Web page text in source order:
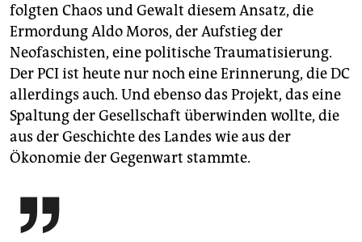
folgten Chaos und Gewalt diesem Ansatz, die
Ermordung Aldo Moros, der Aufstieg der
Neofaschisten, eine politische Traumatisierung.
Der PCI ist heute nur noch eine Erinnerung, die DC
allerdings auch. Und ebenso das Projekt, das eine
Spaltung der Gesellschaft überwinden wollte, die
aus der Geschichte des Landes wie aus der
Ökonomie der Gegenwart stammte.
